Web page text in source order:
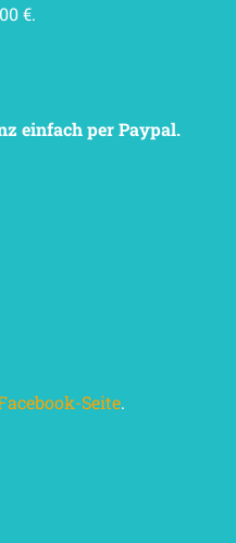
€.
einfach per Paypal.
Seite.